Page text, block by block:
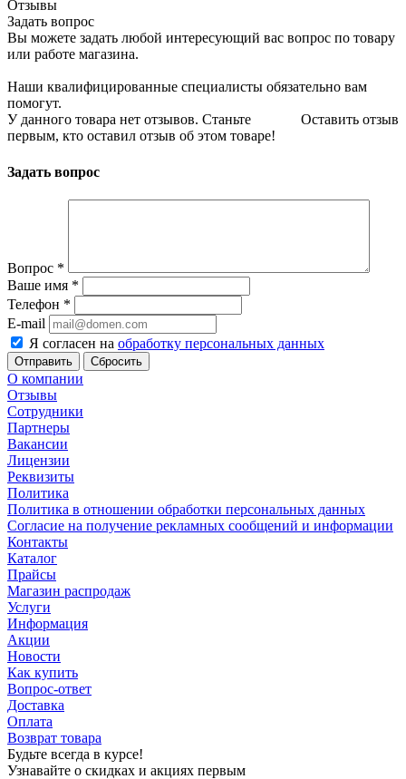
Отзывы
Задать вопрос
Вы можете задать любой интересующий вас вопрос по товару
или работе магазина.
Наши квалифицированные специалисты обязательно вам
помогут.
Оставить отзыв
У данного товара нет отзывов. Станьте
первым, кто оставил отзыв об этом товаре!
Задать вопрос
Вопрос *
Ваше имя *
Телефон *
E-mail
Я согласен на обработку персональных данных
Сбросить
О компании
Отзывы
Сотрудники
Партнеры
Вакансии
Лицензии
Реквизиты
Политика
Политика в отношении обработки персональных данных
Согласие на получение рекламных сообщений и информации
Контакты
Каталог
Прайсы
Магазин распродаж
Услуги
Информация
Акции
Новости
Как купить
Вопрос-ответ
Доставка
Оплата
Возврат товара
Будьте всегда в курсе!
Узнавайте о скидках и акциях первым